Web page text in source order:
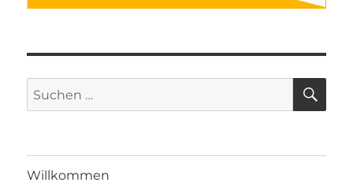
Suche
nach:
Willkommen